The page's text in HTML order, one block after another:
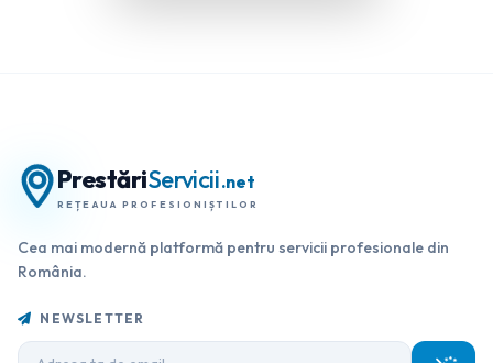
PrestăriServicii.net
REȚEAUA PROFESIONIȘTILOR
Cea mai modernă platformă pentru servicii profesionale din
România.
NEWSLETTER